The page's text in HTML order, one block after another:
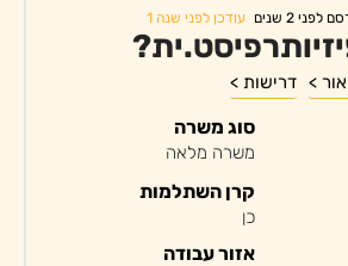
לפני 2 שנים עודכן לפני שנה 1
> דרישות >
סוג משרה
משרה מלאה
קרן השתלמות
כן
אזור עבודה